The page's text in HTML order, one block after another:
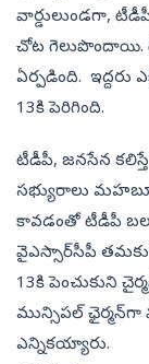
వార్డులుండ‌గా,
చోట గెలుపొందాయి.
ఏర్పడింది. ఇద్ద‌రు
13కి పెరిగింది.
టీడీపీ, జ‌న‌సేన
స‌భ్యురాలు
కావడంతో టీడీపీ
వైఎస్సార్‌సీపీ
13కి పెంచుకుని
మున్సిపల్
ఎన్నికయ్యారు.